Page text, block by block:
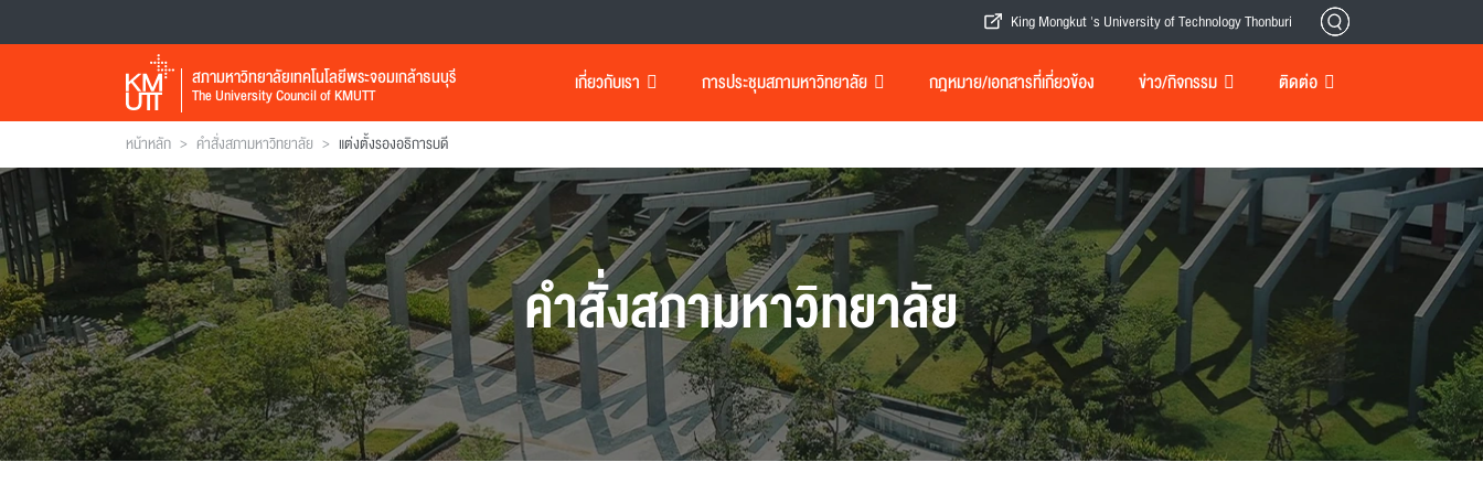
King Mongkut 's University of Technology Thonburi
สภามหาวิทยาลัยเทคโนโลยีพระจอมเกล้าธนบุรี
The University Council of KMUTT เกี่ยวกับเรา การประชุมสภามหาวิทยาลัย กฎหมาย/เอกสารที่เกี่ยวข้อง ข่าว/กิจกรรม ติดต่อ
หน้าหลัก > คำสั่งสภามหาวิทยาลัย > แต่งตั้งรองอธิการบดี
คำสั่งสภามหาวิทยาลัย